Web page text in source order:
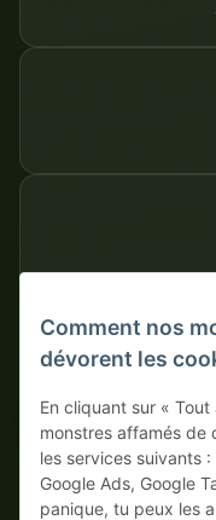
MÉTHODES
Sur facture
Comment nos
dévorent les
En cliquant sur «
monstres affamés de
les services suivants
Google Ads, Google
panique, tu peux les